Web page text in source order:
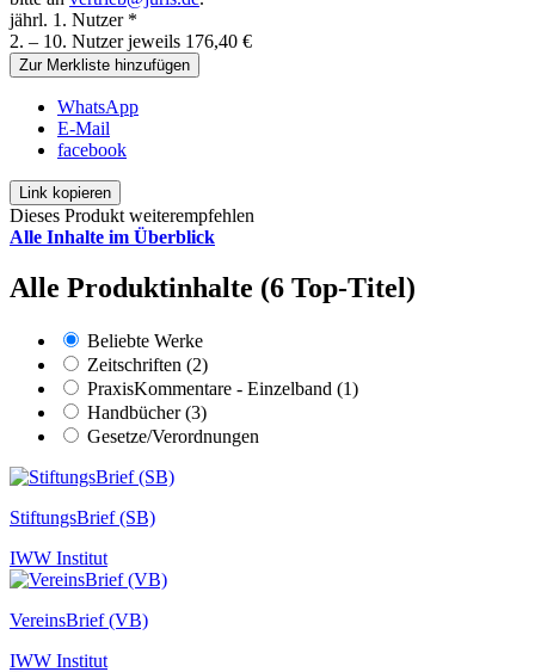
jährl. 1. Nutzer *
2. – 10. Nutzer jeweils 176,40 €
Zur Merkliste hinzufügen
WhatsApp
E-Mail
facebook
Link kopieren
Dieses Produkt weiterempfehlen
Alle Inhalte im Überblick
Alle Produktinhalte (6 Top-Titel)
Beliebte Werke
Zeitschriften (2)
PraxisKommentare - Einzelband (1)
Handbücher (3)
Gesetze/Verordnungen
StiftungsBrief (SB)
IWW Institut
VereinsBrief (VB)
IWW Institut